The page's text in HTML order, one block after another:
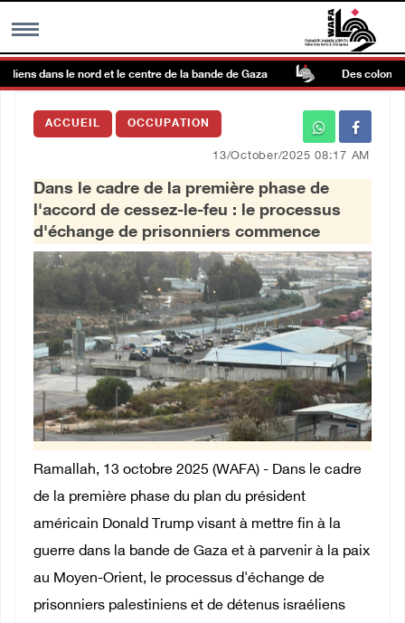
MENU
Galerie d’images
Centre palestinien
English
dans le nord et le centre de la bande de Gaza Des colons
ACCUEIL OCCUPATION
13/October/2025 08:17 AM
Dans le cadre de la première phase de
l'accord de cessez-le-feu : le processus
d'échange de prisonniers commence
Ramallah, 13 octobre 2025 (WAFA) - Dans le cadre
de la première phase du plan du président
américain Donald Trump visant à mettre fin à la
guerre dans la bande de Gaza et à parvenir à la paix
au Moyen-Orient, le processus d'échange de
prisonniers palestiniens et de détenus israéliens